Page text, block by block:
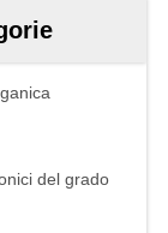
del grado